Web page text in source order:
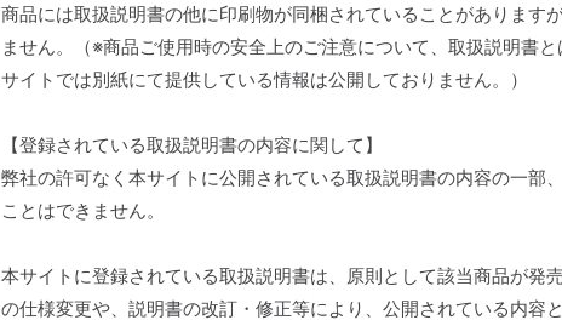
商品には取扱説明書の他に印刷物が同梱されていることがあります
ません。（※商品ご使用時の安全上のご注意について、取扱説明書
サイトでは別紙にて提供している情報は公開しておりません。）
【登録されている取扱説明書の内容に関して】
弊社の許可なく本サイトに公開されている取扱説明書の内容の一部
ことはできません。
本サイトに登録されている取扱説明書は、原則として該当商品が発
の仕様変更や、説明書の改訂・修正等により、公開されている内容